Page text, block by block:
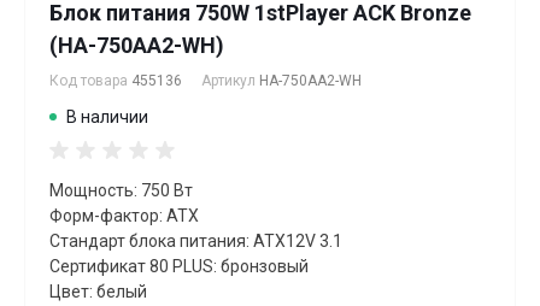
Блок питания 750W 1stPlayer ACK Bronze
(HA-750AA2-WH)
Код товара 455136 Артикул HA-750AA2-WH
В наличии
Мощность: 750 Вт
Форм-фактор: ATX
Стандарт блока питания: ATX12V 3.1
Сертификат 80 PLUS: бронзовый
Цвет: белый